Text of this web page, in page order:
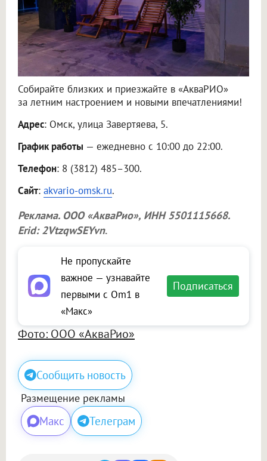
Собирайте близких и приезжайте в «АкваРИО»
за летним настроением и новыми впечатлениями!
Адрес: Омск, улица Завертяева, 5.
График работы — ежедневно с 10:00 до 22:00.
Телефон: 8 (3812) 485–300.
Сайт: akvario-omsk.ru.
Реклама. ООО «АкваРио», ИНН 5501115668.
Erid: 2VtzqwSEYvn.
Не пропускайте
важное — узнавайте
первыми с Om1 в
«Макс»
Подписаться
Фото: ООО «АкваРио»
Сообщить новость
Размещение рекламы
Макс Телеграм